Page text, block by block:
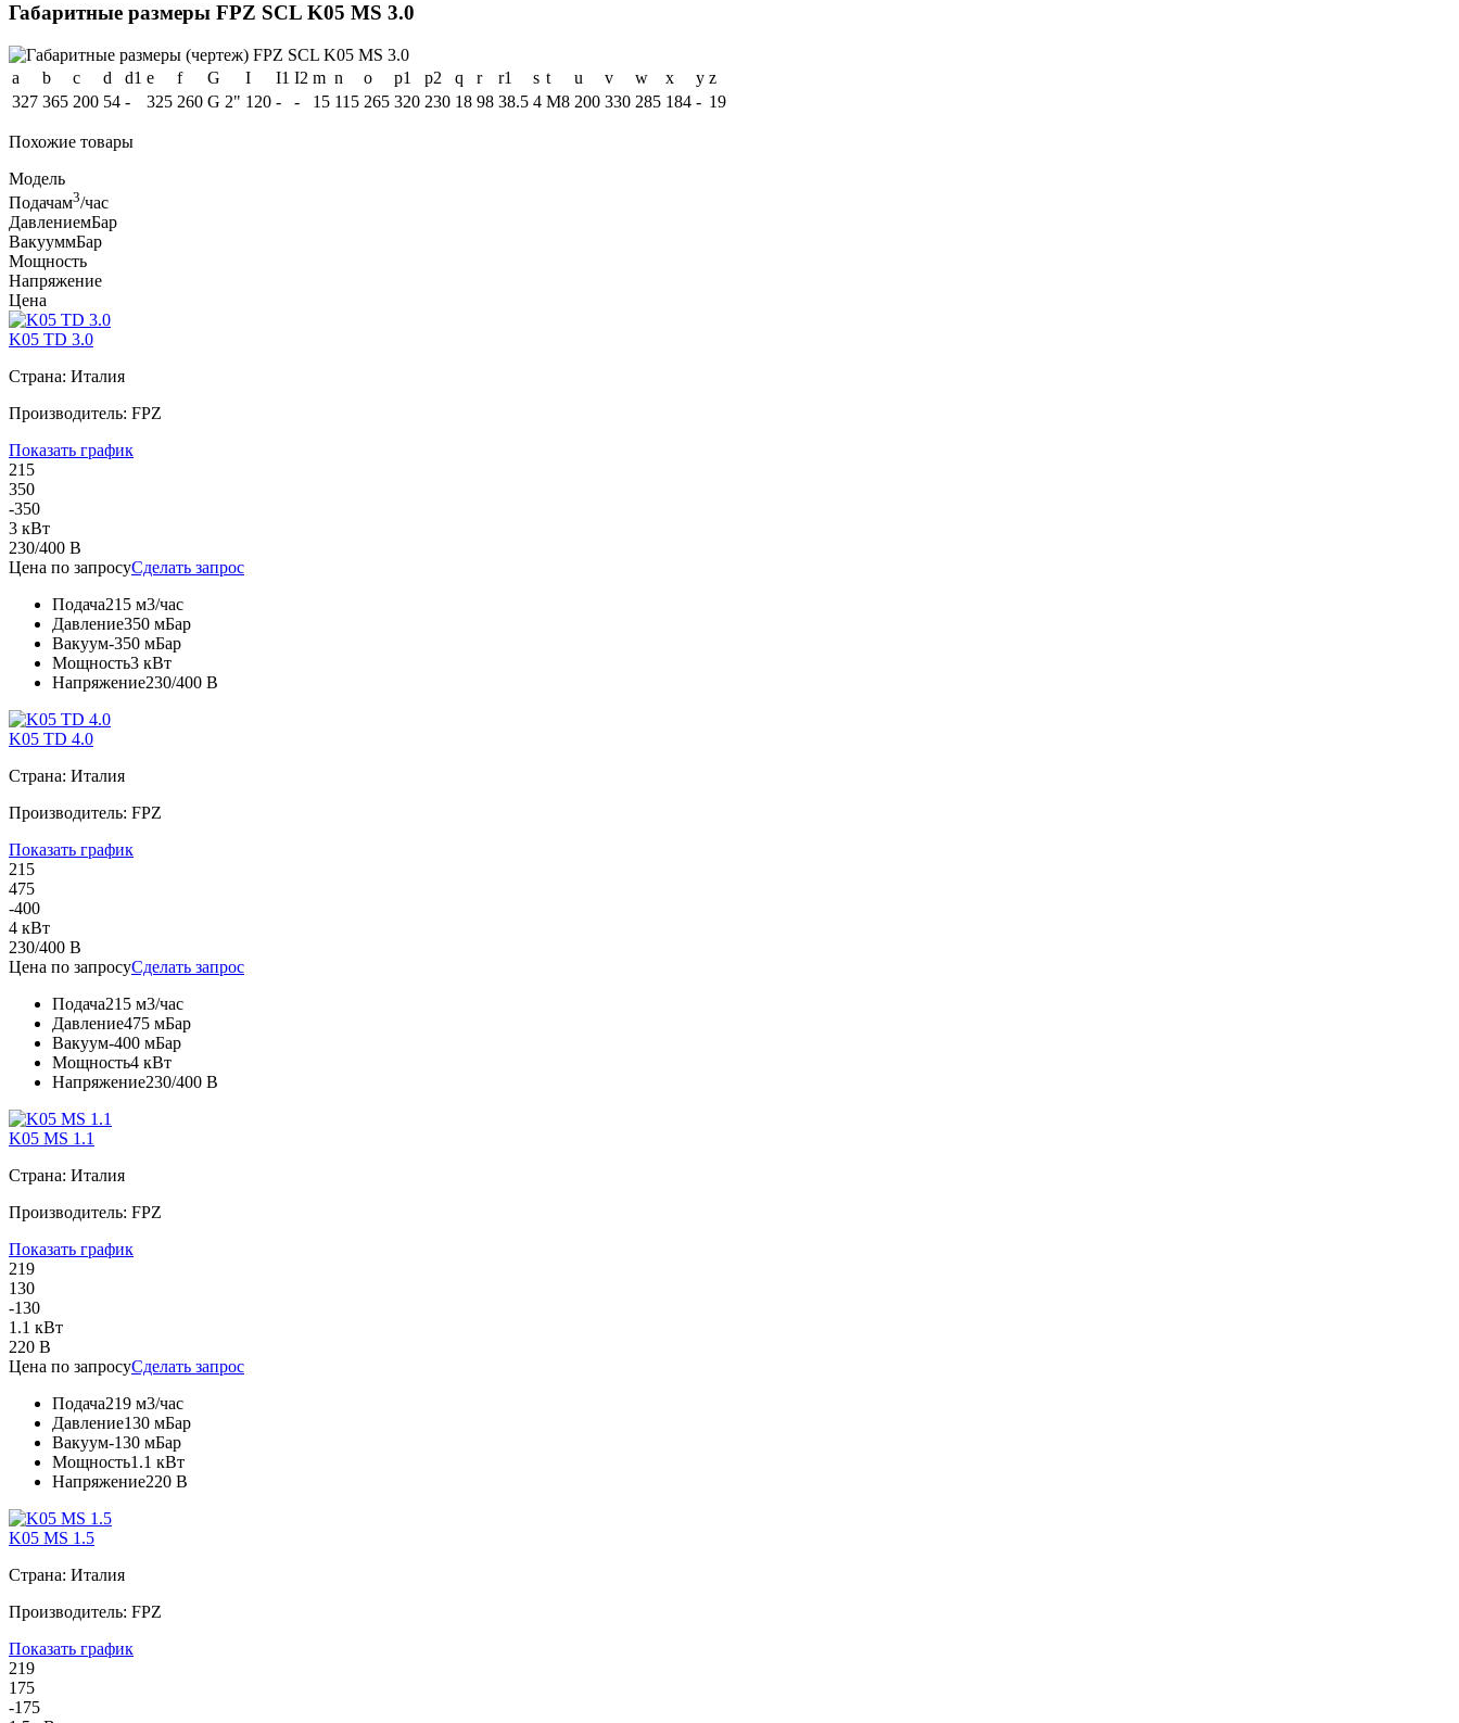
Габаритные размеры FPZ SCL K05 MS 3.0
a b c d d1 e f G I I1 I2 m n o p1 p2 q r r1 s t u v w x y z
327 365 200 54 - 325 260 G 2" 120 - - 15 115 265 320 230 18 98 38.5 4 M8 200 330 285 184 - 19
Похожие товары
Модель
Подачам3/час
ДавлениемБар
ВакууммБар
Мощность
Напряжение
Цена
K05 TD 3.0
Страна: Италия
Производитель: FPZ
Показать график
215
350
-350
3 кВт
230/400 В
Цена по запросуСделать запрос
Подача215 м3/час
Давление350 мБар
Вакуум-350 мБар
Мощность3 кВт
Напряжение230/400 В
K05 TD 4.0
Страна: Италия
Производитель: FPZ
Показать график
215
475
-400
4 кВт
230/400 В
Цена по запросуСделать запрос
Подача215 м3/час
Давление475 мБар
Вакуум-400 мБар
Мощность4 кВт
Напряжение230/400 В
K05 MS 1.1
Страна: Италия
Производитель: FPZ
Показать график
219
130
-130
1.1 кВт
220 В
Цена по запросуСделать запрос
Подача219 м3/час
Давление130 мБар
Вакуум-130 мБар
Мощность1.1 кВт
Напряжение220 В
K05 MS 1.5
Страна: Италия
Производитель: FPZ
Показать график
219
175
-175